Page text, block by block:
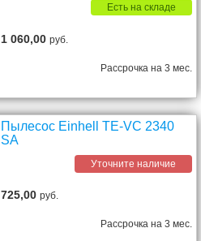
Есть на складе
1 060,00руб.
Рассрочка на 3 мес.
Пылесос Einhell TE-VC 2340
SA
Уточните наличие
725,00руб.
Рассрочка на 3 мес.